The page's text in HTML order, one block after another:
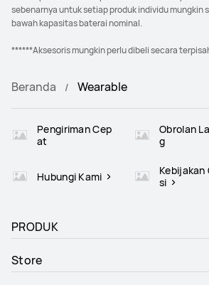
sebenarnya untuk setiap produk individu mungkin
bawah kapasitas baterai nominal.
******Aksesoris mungkin perlu dibeli secara
Beranda Wearable
Pengiriman Cep
at
Obrolan
g
Hubungi Kami
Kebijakan
si
PRODUK
Store